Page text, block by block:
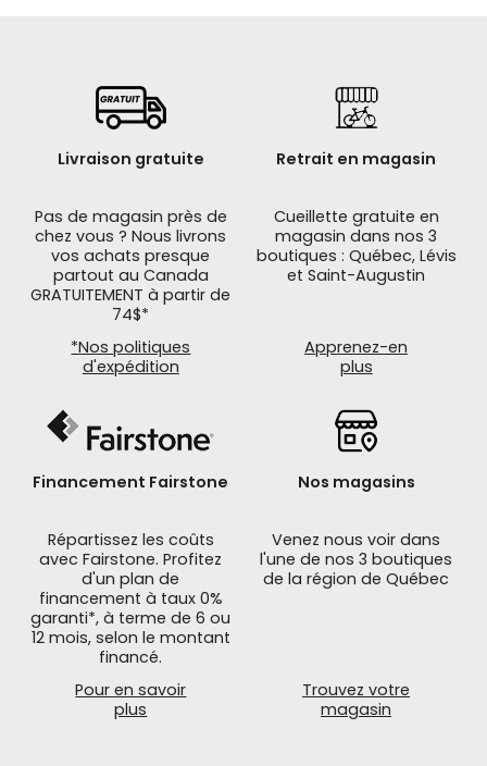
Livraison gratuite
Pas de magasin près de
chez vous ? Nous livrons
vos achats presque
partout au Canada
GRATUITEMENT à partir de
74$*
*Nos politiques
d'expédition
Retrait en magasin
Cueillette gratuite en
magasin dans nos 3
boutiques : Québec, Lévis
et Saint-Augustin
Apprenez-en
plus
Financement Fairstone
Répartissez les coûts
avec Fairstone. Profitez
d'un plan de
financement à taux 0%
garanti*, à terme de 6 ou
12 mois, selon le montant
financé.
Pour en savoir
plus
Nos magasins
Venez nous voir dans
l'une de nos 3 boutiques
de la région de Québec
Trouvez votre
magasin